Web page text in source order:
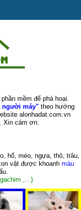
mềm để phá hoại.
người máy"theo hướng
alonhadat.com.vn
Xin cám ơn.
hổ, mèo, ngựa, thỏ, trâu,
vật được khoanh màu
,...)